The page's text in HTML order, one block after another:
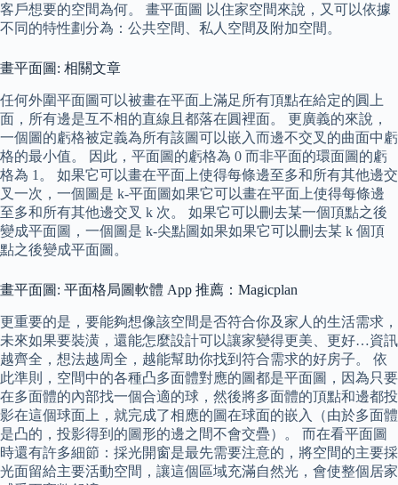
客戶想要的空間為何。 畫平面圖 以住家空間來說，又可以依據
不同的特性劃分為：公共空間、私人空間及附加空間。
畫平面圖: 相關文章
任何外圍平面圖可以被畫在平面上滿足所有頂點在給定的圓上
面，所有邊是互不相的直線且都落在圓裡面。 更廣義的來說，
一個圖的虧格被定義為所有該圖可以嵌入而邊不交叉的曲面中虧
格的最小值。 因此，平面圖的虧格為 0 而非平面的環面圖的虧
格為 1。 如果它可以畫在平面上使得每條邊至多和所有其他邊交
叉一次，一個圖是 k-平面圖如果它可以畫在平面上使得每條邊
至多和所有其他邊交叉 k 次。 如果它可以刪去某一個頂點之後
變成平面圖，一個圖是 k-尖點圖如果如果它可以刪去某 k 個頂
點之後變成平面圖。
畫平面圖: 平面格局圖軟體 App 推薦：Magicplan
更重要的是，要能夠想像該空間是否符合你及家人的生活需求，
未來如果要裝潢，還能怎麼設計可以讓家變得更美、更好…資訊
越齊全，想法越周全，越能幫助你找到符合需求的好房子。 依
此準則，空間中的各種凸多面體對應的圖都是平面圖，因為只要
在多面體的內部找一個合適的球，然後將多面體的頂點和邊都投
影在這個球面上，就完成了相應的圖在球面的嵌入（由於多面體
是凸的，投影得到的圖形的邊之間不會交疊）。 而在看平面圖
時還有許多細節：採光開窗是最先需要注意的，將空間的主要採
光面留給主要活動空間，讓這個區域充滿自然光，會使整個居家